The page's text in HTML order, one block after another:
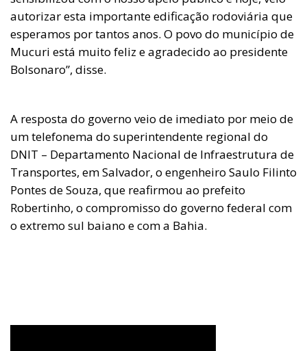
autorizar esta importante edificação rodoviária que
esperamos por tantos anos. O povo do município de
Mucuri está muito feliz e agradecido ao presidente
Bolsonaro”, disse.
A resposta do governo veio de imediato por meio de
um telefonema do superintendente regional do
DNIT – Departamento Nacional de Infraestrutura de
Transportes, em Salvador, o engenheiro Saulo Filinto
Pontes de Souza, que reafirmou ao prefeito
Robertinho, o compromisso do governo federal com
o extremo sul baiano e com a Bahia.